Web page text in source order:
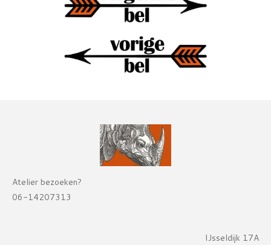
Atelier bezoeken?
06-14207313
IJsseldijk 17A